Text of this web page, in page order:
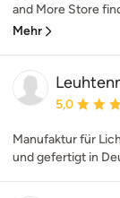
and More Store
Mehr
5,0
Manufaktur für
und gefertigt in